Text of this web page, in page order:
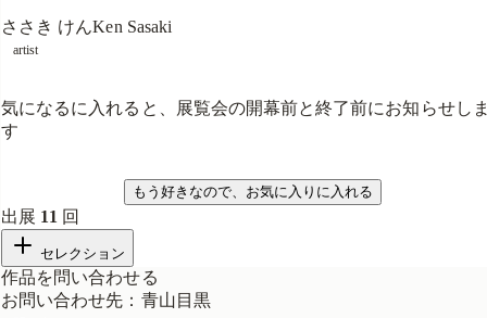
ささき けんKen Sasaki
artist
気になるに入れると、展覧会の開幕前と終了前にお知らせしま
す
もう好きなので、お気に入りに入れる
出展 11 回
セレクション
作品を問い合わせる
お問い合わせ先 ： 青山目黒